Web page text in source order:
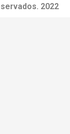
2022